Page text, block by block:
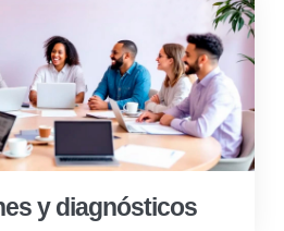
y diagnósticos